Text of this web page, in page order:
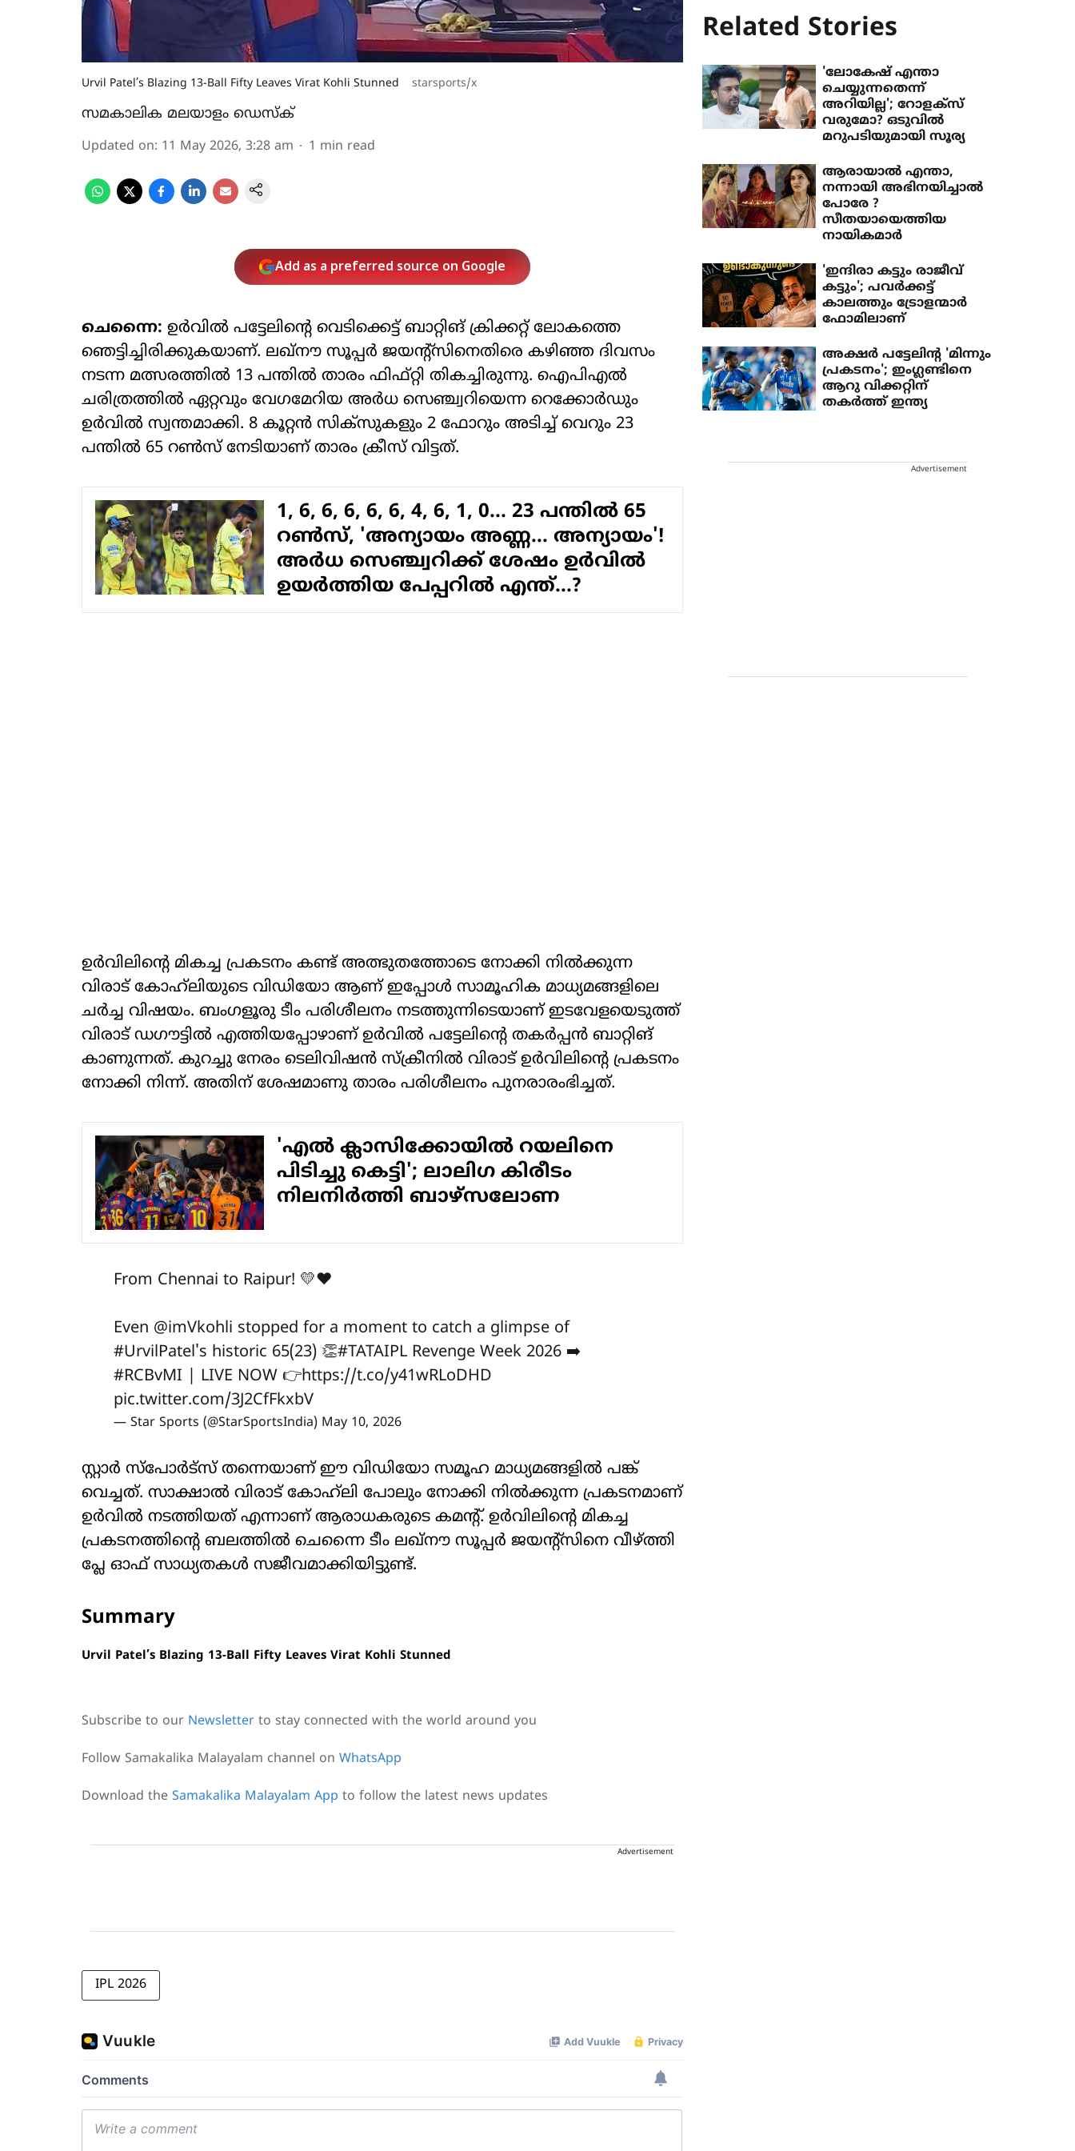
Urvil Patel’s Blazing 13-Ball Fifty Leaves Virat Kohli Stunned starsports/x
സമകാലിക മലയാളം ഡെസ്ക്
Updated on: 11 May 2026, 3:28 am 1 min read
Add as a preferred source on Google
ചെന്നൈ: ഉർവിൽ പട്ടേലിന്റെ വെടിക്കെട്ട് ബാറ്റിങ് ക്രിക്കറ്റ് ലോകത്തെ
ഞെട്ടിച്ചിരിക്കുകയാണ്. ലഖ്നൗ സൂപ്പർ ജയന്റ്സിനെതിരെ കഴിഞ്ഞ ദിവസം
നടന്ന മത്സരത്തിൽ 13 പന്തിൽ താരം ഫിഫ്റ്റി തികച്ചിരുന്നു. ഐപിഎൽ
ചരിത്രത്തിൽ ഏറ്റവും വേ​ഗമേറിയ അർധ സെഞ്ച്വറിയെന്ന റെക്കോർഡും
ഉർവിൽ സ്വന്തമാക്കി. 8 കൂറ്റൻ സിക്സുകളും 2 ഫോറും അടിച്ച് വെറും 23
പന്തിൽ 65 റൺസ് നേടിയാണ് താരം ക്രീസ് വിട്ടത്.
1, 6, 6, 6, 6, 6, 4, 6, 1, 0... 23 പന്തിൽ 65
റൺസ്, 'അന്യായം അണ്ണ... അന്യായം'!
അർധ സെഞ്ച്വറിക്ക് ശേഷം ഉർവിൽ
ഉയർത്തിയ പേപ്പറിൽ എന്ത്...?
ഉർവിലിന്റെ മികച്ച പ്രകടനം കണ്ട് അത്ഭുതത്തോടെ നോക്കി നിൽക്കുന്ന
വിരാട് കോഹ്‌ലിയുടെ വിഡിയോ ആണ് ഇപ്പോൾ സാമൂഹിക മാധ്യമങ്ങളിലെ
ചർച്ച വിഷയം. ബംഗളൂരു ടീം പരിശീലനം നടത്തുന്നിടെയാണ് ഇടവേളയെടുത്ത്
വിരാട് ഡ​ഗൗട്ടിൽ എത്തിയപ്പോഴാണ് ഉർവിൽ പട്ടേലിന്റെ തകർപ്പൻ ബാറ്റിങ്
കാണുന്നത്. കുറച്ചു നേരം ടെലിവിഷൻ സ്‌ക്രീനിൽ വിരാട് ഉർവിലിന്റെ പ്രകടനം
നോക്കി നിന്ന്. അതിന് ശേഷമാണു താരം പരിശീലനം പുനരാരംഭിച്ചത്.
'എല്‍ ക്ലാസിക്കോയില്‍ റയലിനെ
പിടിച്ചു കെട്ടി'; ലാലിഗ കിരീടം
നിലനിർത്തി ബാഴ്‌സലോണ
From Chennai to Raipur! 💛❤️
Even @imVkohli stopped for a moment to catch a glimpse of
#UrvilPatel's historic 65(23) 👏#TATAIPL Revenge Week 2026 ➡️
#RCBvMI | LIVE NOW 👉https://t.co/y41wRLoDHD
pic.twitter.com/3J2CfFkxbV
— Star Sports (@StarSportsIndia) May 10, 2026
സ്റ്റാർ സ്പോർട്സ് തന്നെയാണ് ഈ വിഡിയോ സമൂഹ മാധ്യമങ്ങളിൽ പങ്ക്
വെച്ചത്. സാക്ഷാൽ വിരാട് കോഹ്‌ലി പോലും നോക്കി നിൽക്കുന്ന പ്രകടനമാണ്
ഉർവിൽ നടത്തിയത് എന്നാണ് ആരാധകരുടെ കമന്റ്. ഉർവിലിന്റെ മികച്ച
പ്രകടനത്തിന്റെ ബലത്തിൽ ചെന്നൈ ടീം ലഖ്‌നൗ സൂപ്പര്‍ ജയന്റ്‌സിനെ വീഴ്ത്തി
പ്ലേ ഓഫ് സാധ്യതകൾ സജീവമാക്കിയിട്ടുണ്ട്.
Summary
Urvil Patel’s Blazing 13-Ball Fifty Leaves Virat Kohli Stunned
Subscribe to our Newsletter to stay connected with the world around you
Follow Samakalika Malayalam channel on WhatsApp
Download the Samakalika Malayalam App to follow the latest news updates
Advertisement
IPL 2026
Related Stories
'ലോകേഷ് എന്താ
ചെയ്യുന്നതെന്ന്
അറിയില്ല'; റോളക്‌സ്
വരുമോ? ഒടുവില്‍
മറുപടിയുമായി സൂര്യ
ആരായാൽ എന്താ,
നന്നായി അഭിനയിച്ചാൽ
പോരേ ?
സീതയായെത്തിയ
നായികമാർ
'ഇന്ദിരാ കട്ടും രാജീവ്
കട്ടും'; പവർക്കട്ട്
കാലത്തും ട്രോളന്മാർ
ഫോമിലാണ്
അക്ഷർ പട്ടേലിന്റ 'മിന്നും
പ്രകടനം'; ഇംഗ്ലണ്ടിനെ
ആറു വിക്കറ്റിന്
തകർത്ത് ഇന്ത്യ
Advertisement